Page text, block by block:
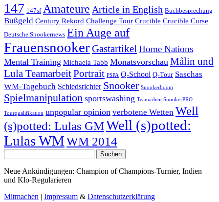
147 147sf Amateure Article in English Buchbesprechung
Bußgeld Century Rekord Challenge Tour Crucible Crucible Curse
Deutsche Snookernews Ein Auge auf
FrauensnookerGastartikelHome Nations
Mental Training Michaela Tabb Monatsvorschau Målin und
Lula TeamarbeitPortrait PSPA Q-School Q-Tour Saschas
WM-Tagebuch Schiedsrichter Snooker Snookerboom
Spielmanipulation sportswashing Teamarbeit SnookerPRO
Tourqualifikation unpopular opinion verbotene Wetten Well
(s)potted: Lulas GMWell (s)potted:
Lulas WMWM 2014
nach:
Neue Ankündigungen: Champion of Champions-Turnier, Indien
und Klo-Regularieren
Mitmachen | Impressum & Datenschutzerklärung